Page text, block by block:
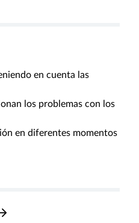
en cuenta las
los problemas con los
en diferentes momentos